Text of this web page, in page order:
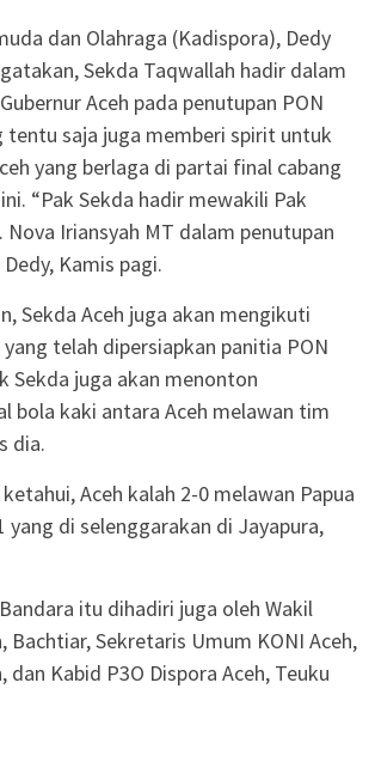
dan Olahraga (Kadispora), Dedy
Sekda Taqwallah hadir dalam
Aceh pada penutupan PON
tentu saja juga memberi spirit untuk
yang berlaga di partai final cabang
“Pak Sekda hadir mewakili Pak
Nova Iriansyah MT dalam penutupan
Dedy, Kamis pagi.
Sekda Aceh juga akan mengikuti
telah dipersiapkan panitia PON
Sekda juga akan menonton
bola kaki antara Aceh melawan tim
dia.
Aceh kalah 2-0 melawan Papua
yang di selenggarakan di Jayapura,
itu dihadiri juga oleh Wakil
Bachtiar, Sekretaris Umum KONI Aceh,
dan Kabid P3O Dispora Aceh, Teuku